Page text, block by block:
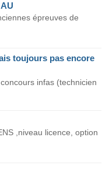
épreuves de
toujours pas encore
infas (technicien
,niveau licence, option